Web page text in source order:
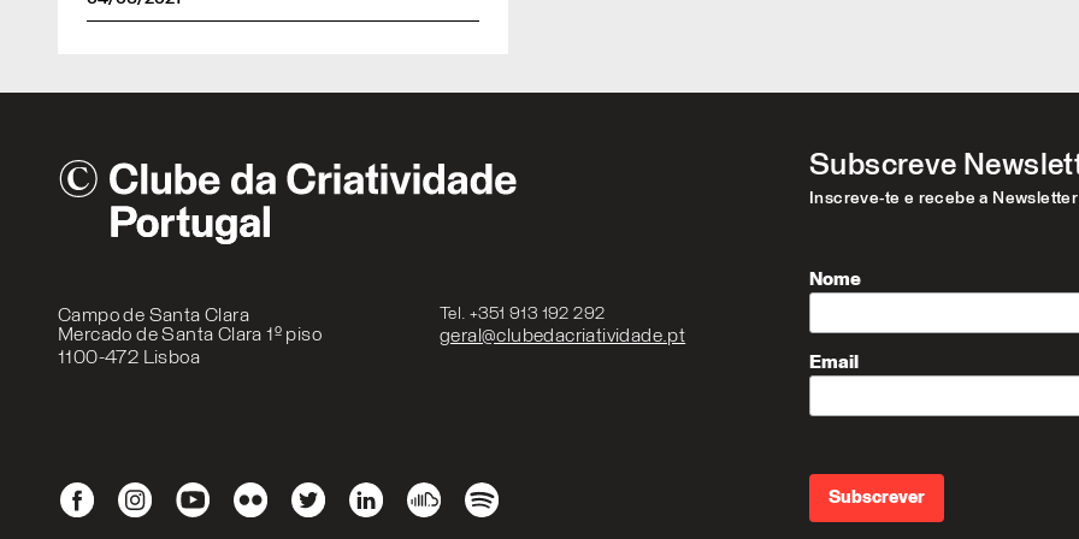
Campo de Santa Clara
Mercado de Santa Clara 1º piso
1100-472 Lisboa
Tel. +351 913 192 292
geral@clubedacriatividade.pt
Subscreve
Inscreve-te e recebe a Newsletter
Nome
Email